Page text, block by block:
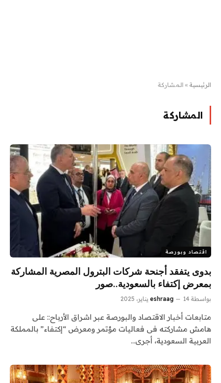
الرئيسية » المشاركة
المشاركة
اقتصاد وبورصة
بدوى يتفقد أجنحة شركات البترول المصرية المشاركة
بمعرض إكتفاء بالسعودية..صور
بواسطة eshraag 14 يناير، 2025
متابعات أخبار الاقتصاد والبورصة عبر اشراق الأرباح:: على
هامش مشاركته فى فعاليات مؤتمر ومعرض “إكتفاء” بالمملكة
العربية السعودية، أجرى…